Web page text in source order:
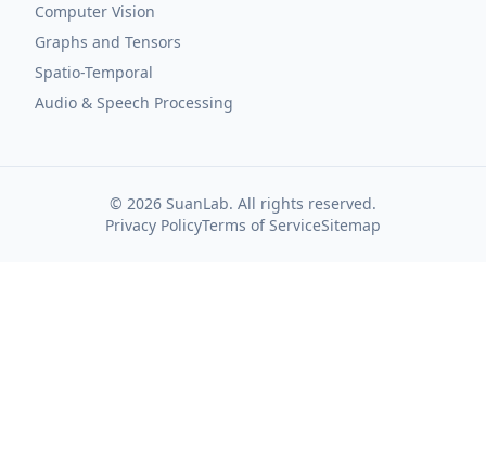
Computer Vision
Graphs and Tensors
Spatio-Temporal
Audio & Speech Processing
© 2026 SuanLab. All rights reserved.
Privacy PolicyTerms of ServiceSitemap